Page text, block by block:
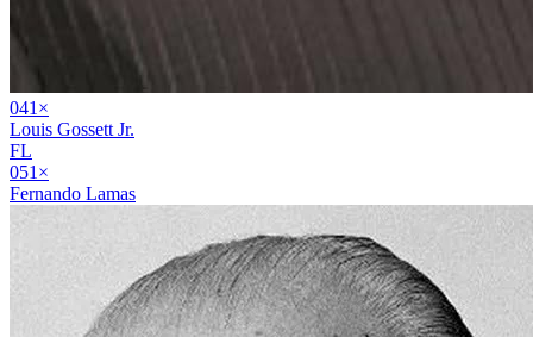
041 ×
Louis Gossett Jr.
FL
051 ×
Fernando Lamas